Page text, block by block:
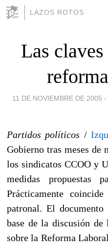
LAZOS ROTOS
Las
11 DE NOVIEMBRE DE 2005
Partidos políticos /
Gobierno tras meses de
los sindicatos CCOO y
medidas propuestas
Prácticamente
patronal. El
base de la discusión
sobre la Reforma